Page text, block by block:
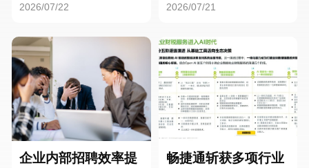
2026/07/22 2026/07/21
企业内部招聘效率提
畅捷通斩获多项行业